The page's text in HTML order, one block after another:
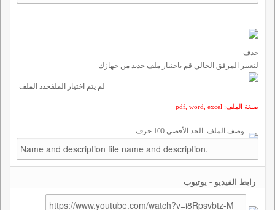
حذف
لتغيير المرفق الحالي قم باختيار ملف جديد من جهازك
لم يتم اختيار الملفحدد الملف
صيغة الملف: pdf, word, excel
وصف الملف: الحد الأقصى 100 حرف
رابط الفيديو - يوتيوب